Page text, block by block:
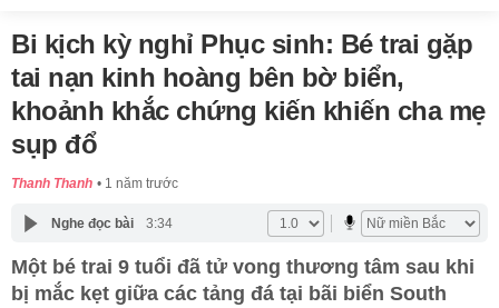
Bi kịch kỳ nghỉ Phục sinh: Bé trai gặp
tai nạn kinh hoàng bên bờ biển,
khoảnh khắc chứng kiến khiến cha mẹ
sụp đổ
Thanh Thanh 1 năm trước
Nghe đọc bài 3:34
Một bé trai 9 tuổi đã tử vong thương tâm sau khi
bị mắc kẹt giữa các tảng đá tại bãi biển South